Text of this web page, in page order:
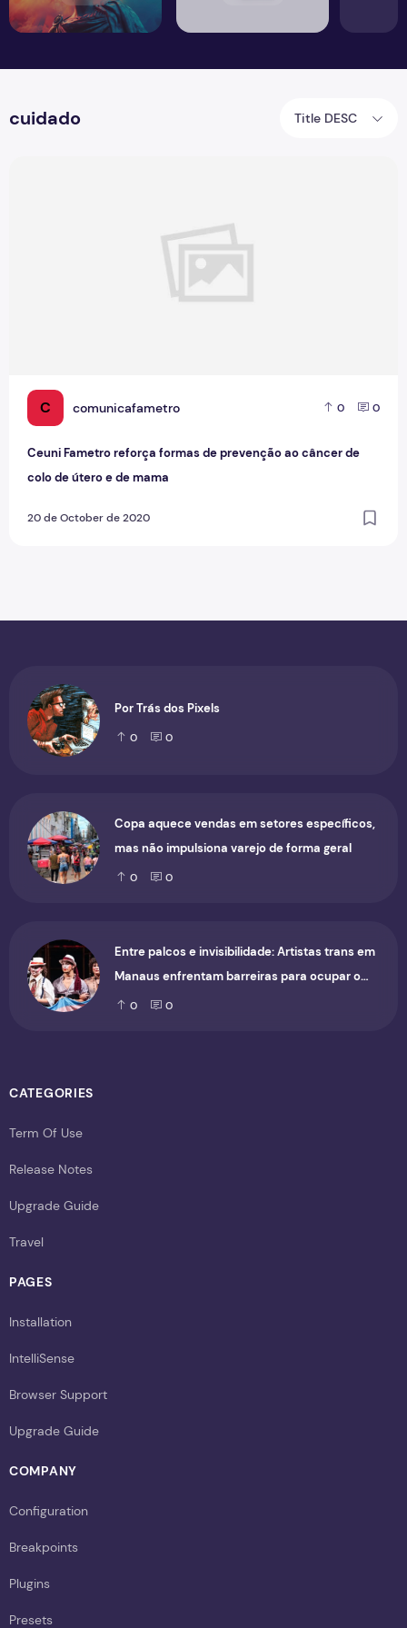
cuidado Title DESC
C comunicafametro 0 0
Ceuni Fametro reforça formas de prevenção ao câncer de
colo de útero e de mama
20 de October de 2020
Por Trás dos Pixels
0 0
Copa aquece vendas em setores específicos,
mas não impulsiona varejo de forma geral
0 0
Entre palcos e invisibilidade: Artistas trans em
Manaus enfrentam barreiras para ocupar o
cenário cultural
0 0
CATEGORIES
Term Of Use
Release Notes
Upgrade Guide
Travel
PAGES
Installation
IntelliSense
Browser Support
Upgrade Guide
COMPANY
Configuration
Breakpoints
Plugins
Presets